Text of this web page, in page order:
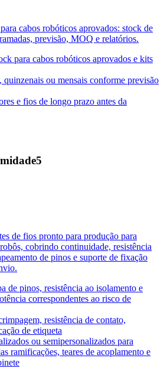
cabos robóticos aprovados: stock de
previsão, MOQ e relatórios.
para cabos robóticos aprovados e kits
quinzenais ou mensais conforme previsão
e fios de longo prazo antes da
5
de fios pronto para produção para
cobrindo continuidade, resistência
de pinos e suporte de fixação
de pinos, resistência ao isolamento e
correspondentes ao risco de
resistência de contato,
de etiqueta
ou semipersonalizados para
ramificações, teares de acoplamento e